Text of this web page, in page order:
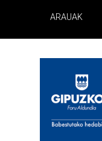
ARAUAK